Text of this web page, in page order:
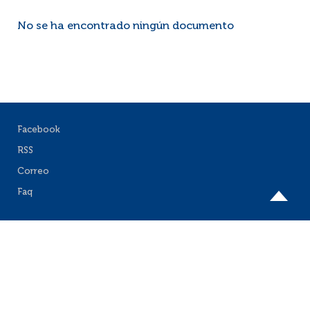
No se ha encontrado ningún documento
Facebook
RSS
Correo
Faq